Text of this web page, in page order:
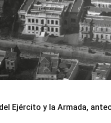
Ejército y la Armada,